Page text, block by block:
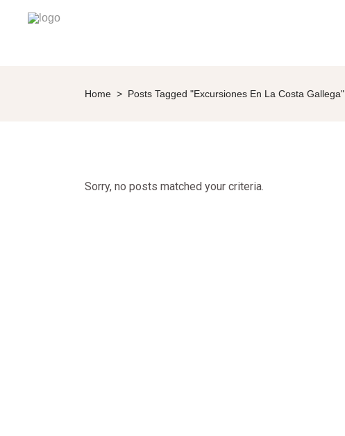
Home > Posts Tagged "Excursiones En La Costa Gallega"
Sorry, no posts matched your criteria.